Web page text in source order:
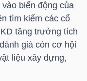
biến động của
tìm kiếm các cổ
tăng trưởng tích
giá còn cơ hội
liệu xây dựng,